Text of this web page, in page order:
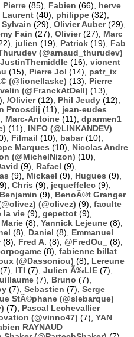
Pierre (85), Fabien (66), herve
Laurent (40), philippe (32),
Sylvain (29), Olivier Auber(29),
Fain (27), Olivier(27), Marc
julien (19), Patrick (19), Fab
(@arnaud_thurudev)
JustinThemiddle (16), vicnent
(15), Pierre Jol (14), patr_ix
(@lionellaske) (13), Pierre
(@FranckAtDell) (13),
/Olivier(12), Phil Jeudy (12),
Proosdij (11), jean-eudes
Marc-Antoine (11), dparmen1
(11), INFO (@LINKANDEV)
Filmail (10), babar(10),
Marques (10), Nicolas Andre
(@MichelNizon) (10),
(9), Rafael (9),
(9), Mickael (9), Hugues (9),
Chris (9), jequeffelec (9),
Benjamin (9), BenoÃ®t Granger
(@olivez) (9), faculte
la vie (9), gepettot (9),
Marie (8), Yannick Lejeune (8),
(8), Daniel (8), Emmanuel
(8), Fred A. (8), @FredOu_
(8),
(8), fabienne billat
(@Dassoniou) (8), Lereune
(7), ITI (7), Julien Ã‰LIE (7),
(7), Bruno (7),
(7), Sebastien (7), Serge
StÃ©phane (@slebarque)
(7), Pascal Lechevallier
(@vinno47) (7), YAN
RAYNAUD